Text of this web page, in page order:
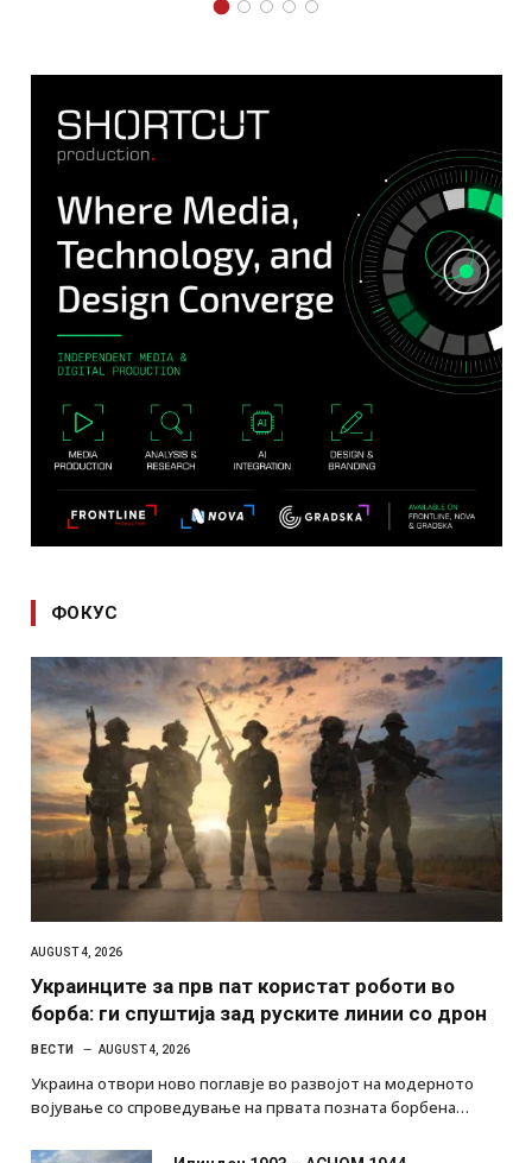
ФОКУС
AUGUST 4, 2026
Украинците за прв пат користат роботи во
борба: ги спуштија зад руските линии со дрон
ВЕСТИ AUGUST 4, 2026
Украина отвори ново поглавје во развојот на модерното
војување со спроведување на првата позната борбена…